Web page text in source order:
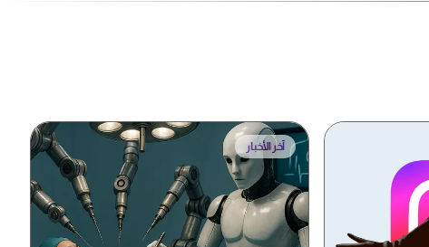
آخر الأخبار